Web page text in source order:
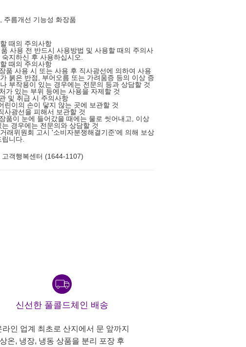
주름개선 기능성 화장품
때의 주의사항
사용 전 반드시 사용방법 및 사용할 때의 주의사
숙지하신 후 사용하십시오.
때의 주의사항
품 사용 시 또는 사용 후 직사광선에 의하여 사용
붉은 반점, 부어오름 또는 가려움증 등의 이상 증
부작용이 있는 경우에는 전문의 등과 상담할 것
가 있는 부위 등에는 사용을 자제할 것
및 취급 시 주의사항
린이의 손이 닿지 않는 곳에 보관할 것
사광선을 피해서 보관할 것
품이 눈에 들어갔을 때에는 물로 씻어내고, 이상
는 경우에는 전문의와 상담할 것
래위원회 고시 '소비자분쟁해결기준'에 의해 보상
니다.
고객행복센터 (1644-1107)
신선한 풀콜드체인 배송
라인 업계 최초로 산지에서 문 앞까지
상온, 냉장, 냉동 상품을 분리 포장 후